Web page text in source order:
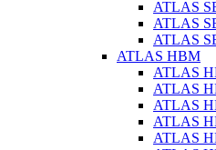
ATLAS
ATLAS
ATLAS
ATLAS HBM
ATLAS
ATLAS
ATLAS
ATLAS
ATLAS